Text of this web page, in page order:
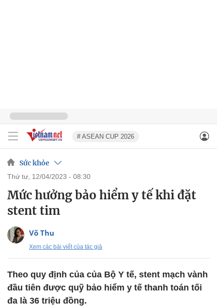
# ASEAN CUP 2026
Sức khỏe
thứ tư, 12/04/2023 - 08:30
Mức hưởng bảo hiểm y tế khi đặt
stent tim
Võ Thu
Xem các bài viết của tác giả
Theo quy định của của Bộ Y tế, stent mạch vành
đầu tiên được quỹ bảo hiểm y tế thanh toán tối
đa là 36 triệu đồng.